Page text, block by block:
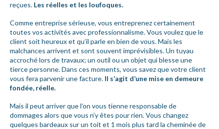
reçues. Les réelles et les loufoques.
Comme entreprise sérieuse, vous entreprenez certainement
toutes vos activités avec professionnalisme. Vous voulez que le
client soit heureux et qu’il parle en bien de vous. Mais les
malchances arrivent et sont souvent imprévisibles. Un tuyau
accroché lors de travaux; un outil ou un objet qui blesse une
tierce personne. Dans ces moments, vous savez que votre client
vous fera parvenir une facture. Il s’agit d’une mise en demeure
fondée, réelle.
Mais il peut arriver que l’on vous tienne responsable de
dommages alors que vous n’y êtes pour rien. Vous changez
quelques bardeaux sur un toit et 1 mois plus tard la cheminée de